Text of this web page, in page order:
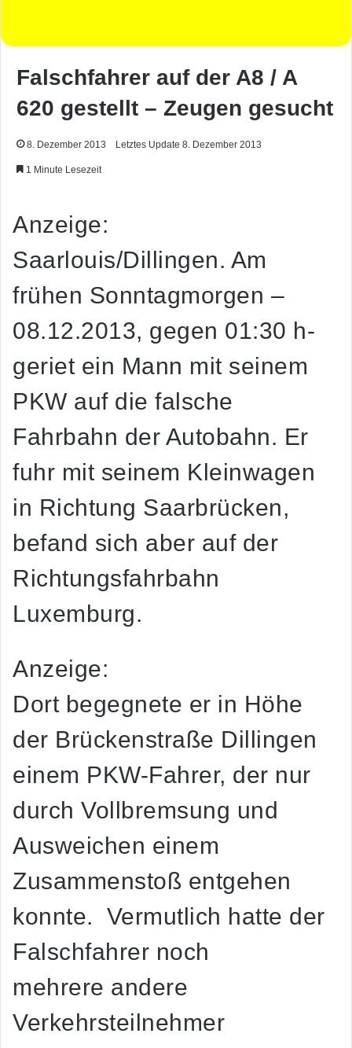
Falschfahrer auf der A8 / A
620 gestellt – Zeugen gesucht
8. Dezember 2013 Letztes Update 8. Dezember 2013
1 Minute Lesezeit
Anzeige:
Saarlouis/Dillingen. Am
frühen Sonntagmorgen –
08.12.2013, gegen 01:30 h-
geriet ein Mann mit seinem
PKW auf die falsche
Fahrbahn der Autobahn. Er
fuhr mit seinem Kleinwagen
in Richtung Saarbrücken,
befand sich aber auf der
Richtungsfahrbahn
Luxemburg.
Anzeige:
Dort begegnete er in Höhe
der Brückenstraße Dillingen
einem PKW-Fahrer, der nur
durch Vollbremsung und
Ausweichen einem
Zusammenstoß entgehen
konnte. Vermutlich hatte der
Falschfahrer noch
mehrere andere
Verkehrsteilnehmer